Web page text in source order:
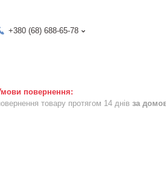
+380 (68) 688-65-78
товару протягом 14 днів за